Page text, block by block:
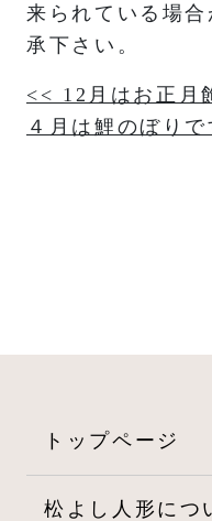
来られている場
承下さい。
投
ョ
ン
<< 12月はお正月
４月は鯉のぼり
トップページ
松よし人形につ